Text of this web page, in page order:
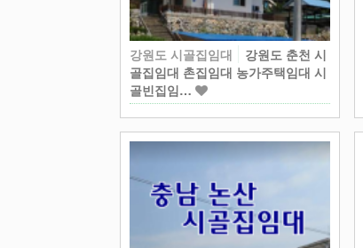
강원도 시골집임대
강원도 춘천 시
골집임대 촌집임대 농가주택임대 시
골빈집임…